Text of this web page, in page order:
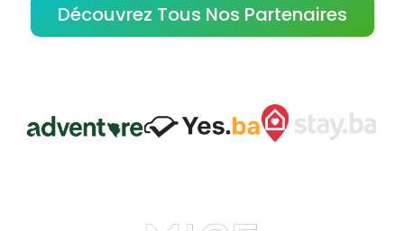
Découvrez Tous Nos Partenaires